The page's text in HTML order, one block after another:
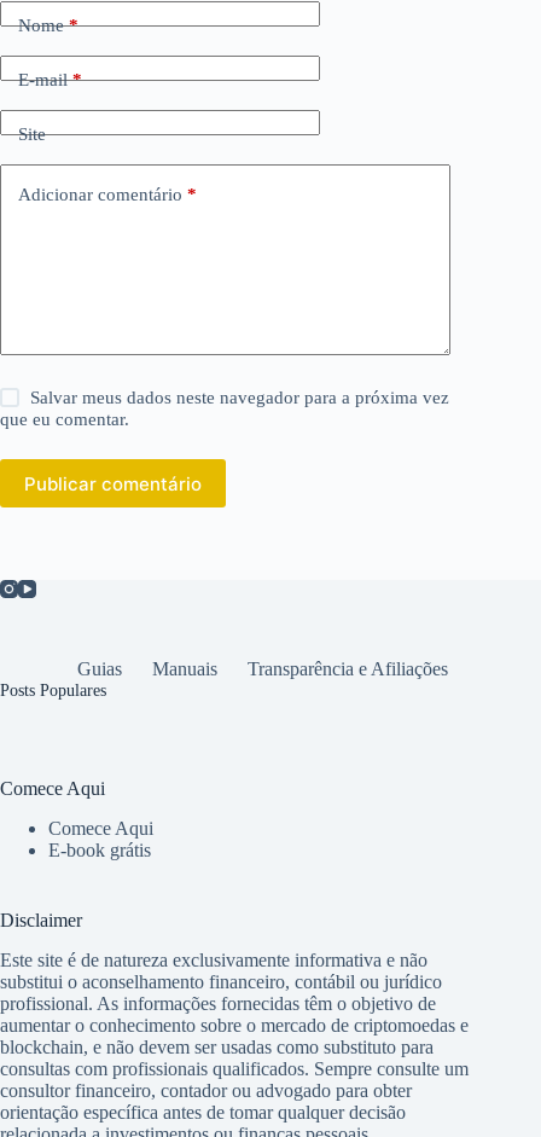
Nome*
E-mail*
Site
Adicionar comentário *
Salvar meus dados neste navegador para a próxima vez
que eu comentar.
Publicar comentário
Guias Manuais Transparência e Afiliações
Posts Populares
Comece Aqui
Comece Aqui
E-book grátis
Disclaimer
Este site é de natureza exclusivamente informativa e não
substitui o aconselhamento financeiro, contábil ou jurídico
profissional. As informações fornecidas têm o objetivo de
aumentar o conhecimento sobre o mercado de criptomoedas e
blockchain, e não devem ser usadas como substituto para
consultas com profissionais qualificados. Sempre consulte um
consultor financeiro, contador ou advogado para obter
orientação específica antes de tomar qualquer decisão